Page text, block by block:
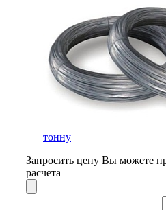
тонну
Запросить цену Вы можете
расчета